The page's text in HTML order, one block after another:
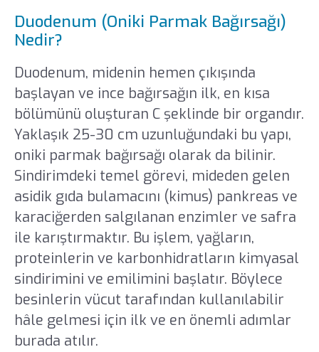
Duodenum (Oniki Parmak Bağırsağı)
Nedir?
Duodenum, midenin hemen çıkışında
başlayan ve ince bağırsağın ilk, en kısa
bölümünü oluşturan C şeklinde bir organdır.
Yaklaşık 25-30 cm uzunluğundaki bu yapı,
oniki parmak bağırsağı olarak da bilinir.
Sindirimdeki temel görevi, mideden gelen
asidik gıda bulamacını (kimus) pankreas ve
karaciğerden salgılanan enzimler ve safra
ile karıştırmaktır. Bu işlem, yağların,
proteinlerin ve karbonhidratların kimyasal
sindirimini ve emilimini başlatır. Böylece
besinlerin vücut tarafından kullanılabilir
hâle gelmesi için ilk ve en önemli adımlar
burada atılır.